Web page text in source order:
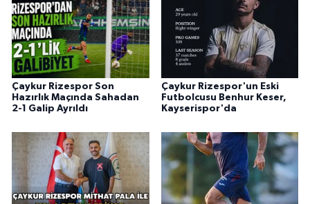
Çaykur Rizespor Son
Hazırlık Maçında Sahadan
2-1 Galip Ayrıldı
Çaykur Rizespor'un Eski
Futbolcusu Benhur Keser,
Kayserispor'da